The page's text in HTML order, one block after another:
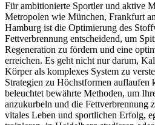
Für ambitionierte Sportler und aktive
Metropolen wie München, Frankfurt
Hamburg ist die Optimierung des
Fettverbrennung entscheidend, um
Regeneration zu fördern und eine
erreichen. Es geht nicht nur darum,
Körper als komplexes System zu
Strategien zu Höchstformen auflaufen
beleuchtet bewährte Methoden, um
anzukurbeln und die Fettverbrennung
vitales Leben und sportlichen Erfolg,